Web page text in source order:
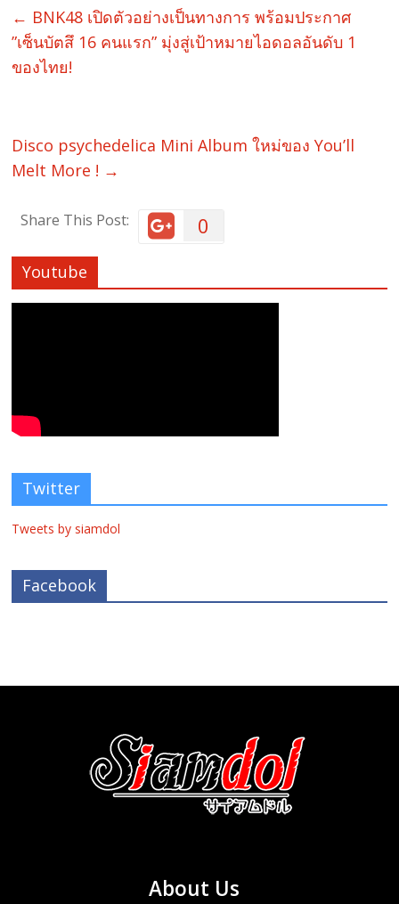
← BNK48 เปิดตัวอย่างเป็นทางการ พร้อมประกาศ
”เซ็นบัตสึ 16 คนแรก” มุ่งสู่เป้าหมายไอดอลอันดับ 1
ของไทย!
Disco psychedelica Mini Album ใหม่ของ You’ll
Melt More ! →
Share This Post: 0
Youtube
Twitter
Tweets by siamdol
Facebook
About Us